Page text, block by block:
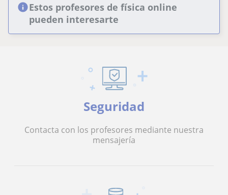
Estos profesores de física online
pueden interesarte
Seguridad
Contacta con los profesores mediante nuestra
mensajería